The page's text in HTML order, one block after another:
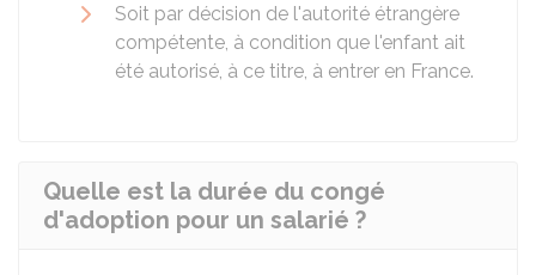
Soit par décision de l'autorité étrangère
compétente, à condition que l'enfant ait
été autorisé, à ce titre, à entrer en France.
Quelle est la durée du congé
d'adoption pour un salarié ?